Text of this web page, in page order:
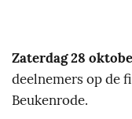
Zaterdag 28
deelnemers op de
Beukenrode.